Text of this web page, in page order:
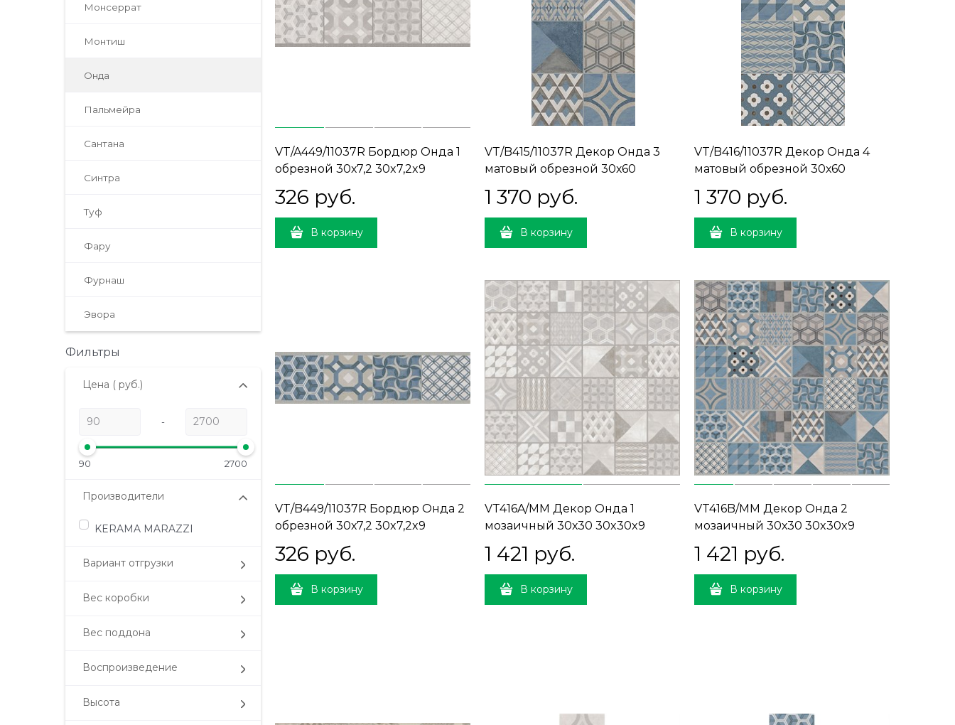
Монсеррат
Монтиш
Онда
Пальмейра
Сантана
Синтра
Туф
Фару
Фурнаш
Эвора
Фильтры
Цена ( руб.)
-
90 2700
Производители
KERAMA MARAZZI
Вариант отгрузки
Вес коробки
Вес поддона
Воспроизведение
Высота
VT/A449/11037R Бордюр Онда 1
обрезной 30х7,2 30x7,2x9
326 руб.
В корзину
VT/B415/11037R Декор Онда 3
матовый обрезной 30х60
1 370 руб.
В корзину
VT/B416/11037R Декор Онда 4
матовый обрезной 30х60
1 370 руб.
В корзину
VT/B449/11037R Бордюр Онда 2
обрезной 30х7,2 30x7,2x9
326 руб.
В корзину
VT416A/MM Декор Онда 1
мозаичный 30х30 30x30x9
1 421 руб.
В корзину
VT416B/MM Декор Онда 2
мозаичный 30х30 30x30x9
1 421 руб.
В корзину